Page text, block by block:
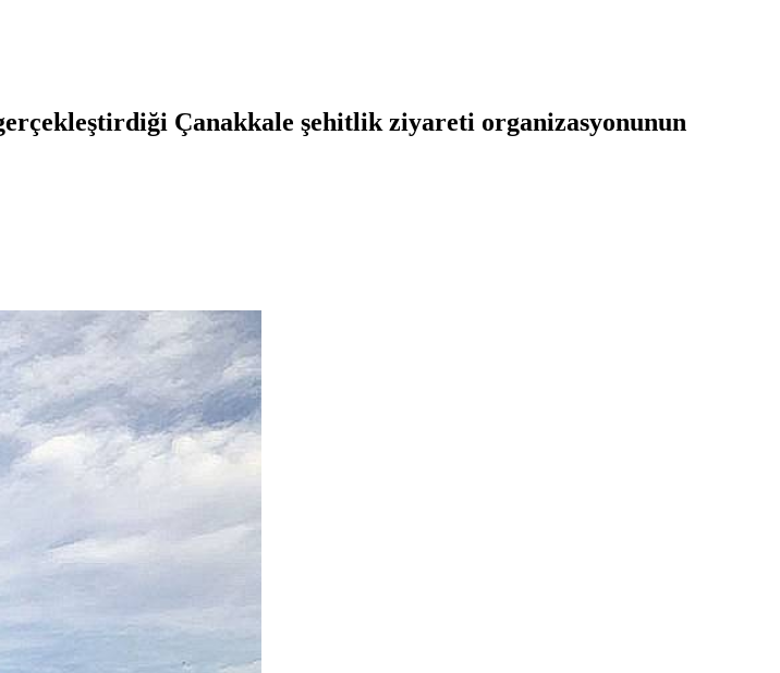
Çanakkale şehitlik ziyareti organizasyonunun